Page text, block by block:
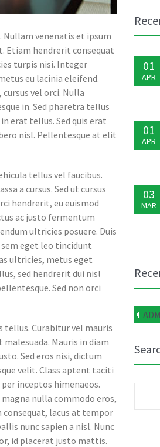
venenatis et ipsum
Etiam hendrerit consequat
turpis nisi. Integer
eu lacinia eleifend.
vel orci. Nulla
in. Sed pharetra tellus
erat tellus. Sed quis erat
nisl. Pellentesque at elit
tellus vel faucibus.
a cursus. Sed ut cursus
hendrerit, eu euismod
ac justo fermentum
ultricies posuere. Duis
eget leo tincidunt
ultricies, metus eget
sed hendrerit dui nisl
Sed non orci
tellus. Curabitur vel mauris
Mauris in diam
Sed eros nisi, dictum
velit. Class aptent taciti
inceptos himenaeos.
nulla commodo eros,
lacus at tempor
nunc sapien a nisl. Nunc
id placerat justo mattis.
01
APR
01
APR
03
MAR
MAR
04